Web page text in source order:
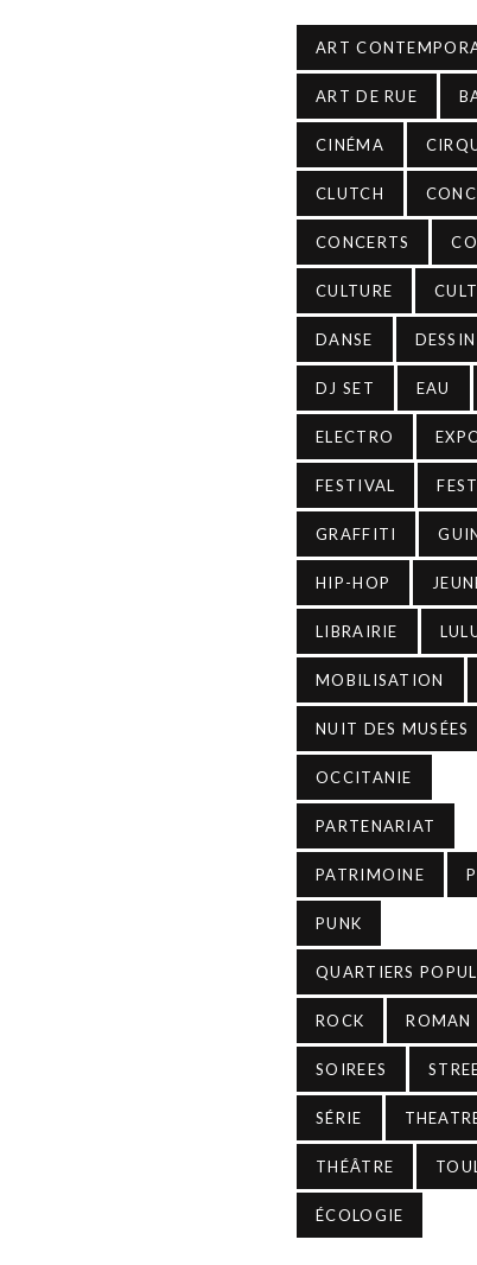
ART
ART DE RUE
CINÉMA
CLUTCH
CONCERTS
CULTURE
DANSE DESSIN
DJ SET EAU
ELECTRO
FESTIVAL
GRAFFITI
HIP-HOP
LIBRAIRIE
MOBILISATION
NUIT DES MUSÉES
OCCITANIE
PARTENARIAT
PATRIMOINE
PUNK
QUARTIERS
ROCK ROMAN
SOIREES
SÉRIE
THÉÂTRE
ÉCOLOGIE